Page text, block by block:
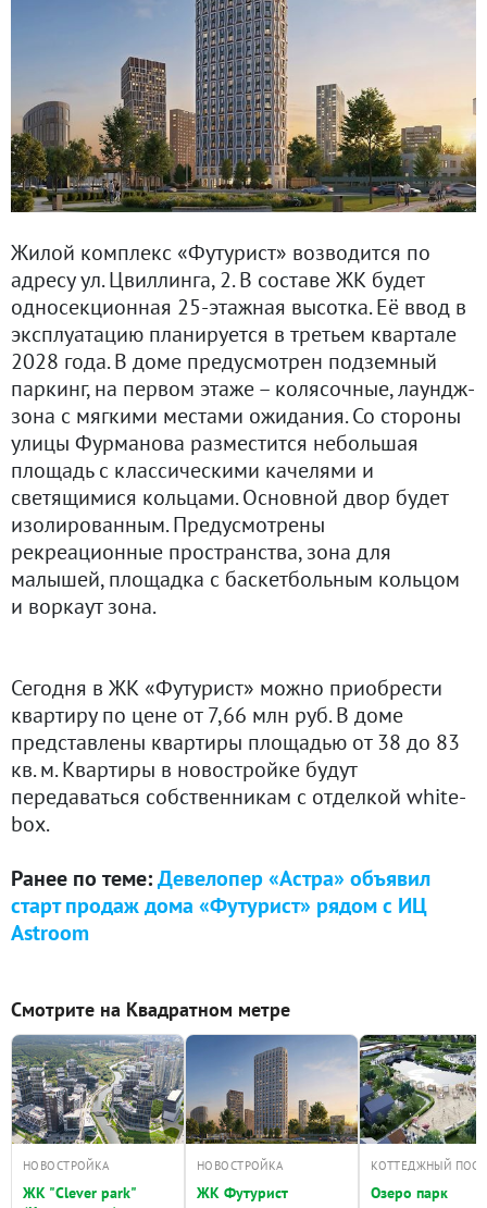
Жилой комплекс «Футурист» возводится по
адресу ул. Цвиллинга, 2. В составе ЖК будет
односекционная 25-этажная высотка. Её ввод в
эксплуатацию планируется в третьем квартале
2028 года. В доме предусмотрен подземный
паркинг, на первом этаже – колясочные, лаундж-
зона с мягкими местами ожидания. Со стороны
улицы Фурманова разместится небольшая
площадь с классическими качелями и
светящимися кольцами. Основной двор будет
изолированным. Предусмотрены
рекреационные пространства, зона для
малышей, площадка с баскетбольным кольцом
и воркаут зона.
Сегодня в ЖК «Футурист» можно приобрести
квартиру по цене от 7,66 млн руб. В доме
представлены квартиры площадью от 38 до 83
кв. м. Квартиры в новостройке будут
передаваться собственникам с отделкой white-
box.
Ранее по теме:Девелопер «Астра» объявил
старт продаж дома «Футурист» рядом с ИЦ
Astroom
Смотрите на Квадратном метре
НОВОСТРОЙКА
ЖК "Clever park"
НОВОСТРОЙКА
ЖК Футурист
КОТТЕДЖНЫЙ
Озеро парк